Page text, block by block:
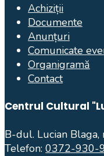
Achiziții
Documente
Anunțuri
Comunicate
Organigramă
Contact
Centrul Cultural
B-dul. Lucian
Telefon: 0372-930-